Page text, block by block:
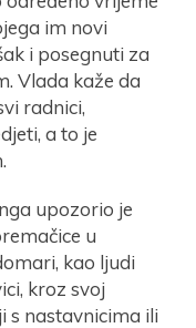
im novi
i posegnuti za
Vlada kaže da
radnici,
a to je
upozorio je
u
kao ljudi
kroz svoj
s nastavnicima ili